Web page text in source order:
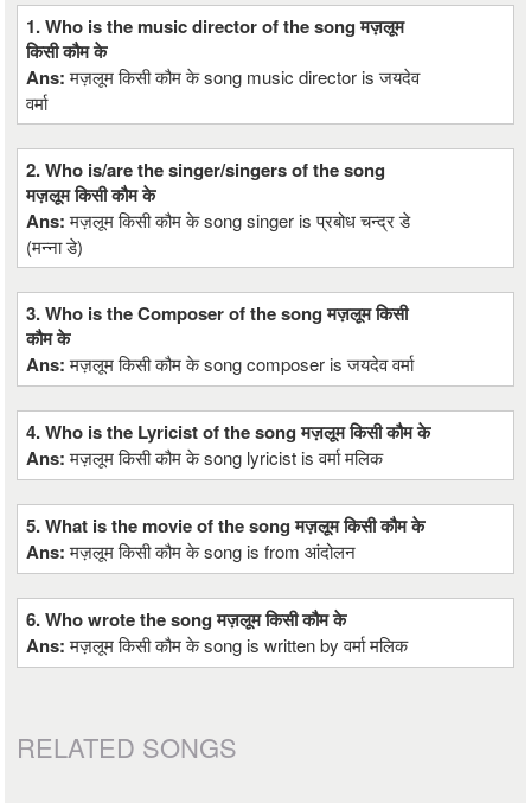
1. Who is the music director of the song मज़लूम
किसी कौम के
Ans:मज़लूम किसी कौम के song music director is जयदेव
वर्मा
2. Who is/are the singer/singers of the song
मज़लूम किसी कौम के
Ans:मज़लूम किसी कौम के song singer is प्रबोध चन्द्र डे
(मन्ना डे)
3. Who is the Composer of the song मज़लूम किसी
कौम के
Ans:मज़लूम किसी कौम के song composer is जयदेव वर्मा
4. Who is the Lyricist of the song मज़लूम किसी कौम के
Ans:मज़लूम किसी कौम के song lyricist is वर्मा मलिक
5. What is the movie of the song मज़लूम किसी कौम के
Ans:मज़लूम किसी कौम के song is from आंदोलन
6. Who wrote the song मज़लूम किसी कौम के
Ans:मज़लूम किसी कौम के song is written by वर्मा मलिक
RELATED SONGS